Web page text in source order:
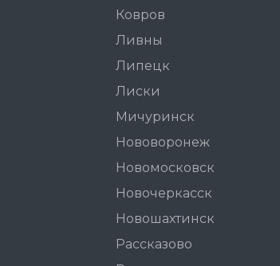
Ковров
Ливны
Липецк
Лиски
Мичуринск
Нововоронеж
Новомосковск
Новочеркасск
Новошахтинск
Рассказово